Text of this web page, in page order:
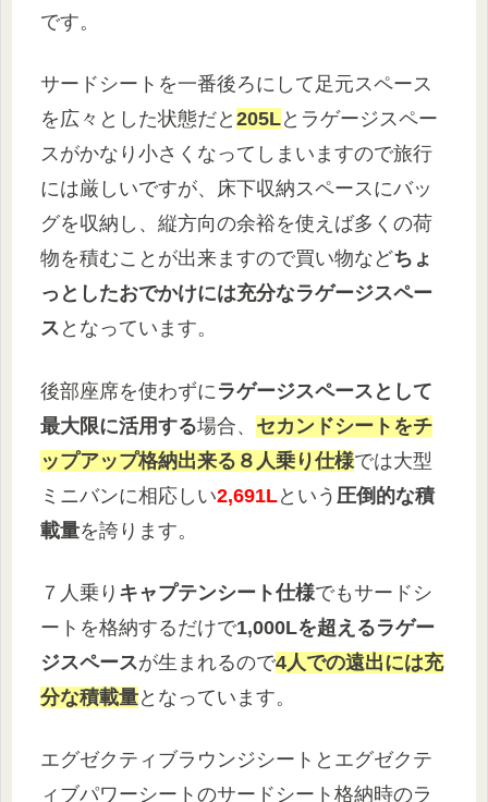
です。
サードシートを一番後ろにして足元スペース
を広々とした状態だと 205Lとラゲージスペー
スがかなり小さくなってしまいますので旅行
には厳しいですが、床下収納スペースにバッ
グを収納し、縦方向の余裕を使えば多くの荷
物を積むことが出来ますので買い物などちょ
っとしたおでかけには充分なラゲージスペー
ス となっています。
後部座席を使わずに ラゲージスペースとして
最大限に活用する場合、 セカンドシートをチ
ップアップ格納出来る８人乗り仕様では大型
ミニバンに相応しい2,691Lという 圧倒的な積
載量を誇ります。
７人乗り キャプテンシート仕様でもサードシ
ートを格納するだけで1,000Lを超えるラゲー
ジスペースが生まれるので4人での遠出には充
分な積載量となっています。
エグゼクティブラウンジシートとエグゼクテ
ィブパワーシートのサードシート格納時のラ